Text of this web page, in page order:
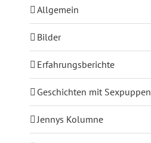
Allgemein
Bilder
Erfahrungsberichte
Geschichten mit Sexpuppen
Jennys Kolumne